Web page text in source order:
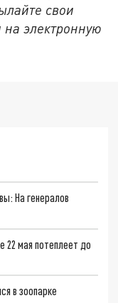
свои
электронную
На генералов
22 мая потеплеет до
в зоопарке